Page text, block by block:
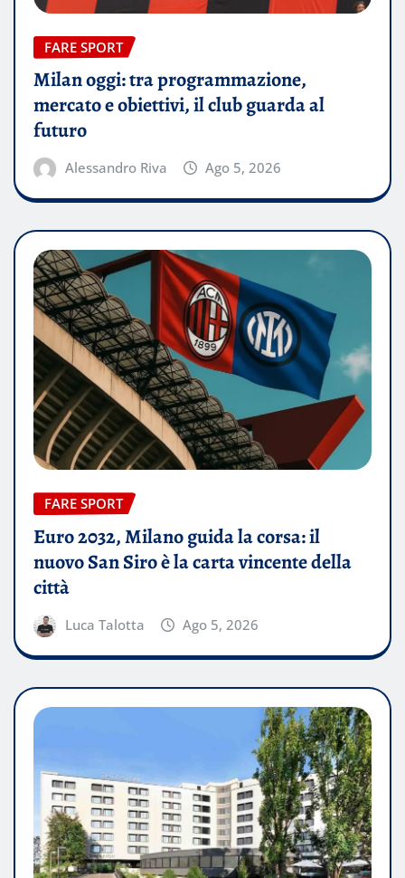
FARE SPORT
Milan oggi: tra programmazione,
mercato e obiettivi, il club guarda al
futuro
Alessandro Riva Ago 5, 2026
FARE SPORT
Euro 2032, Milano guida la corsa: il
nuovo San Siro è la carta vincente della
città
Luca Talotta Ago 5, 2026